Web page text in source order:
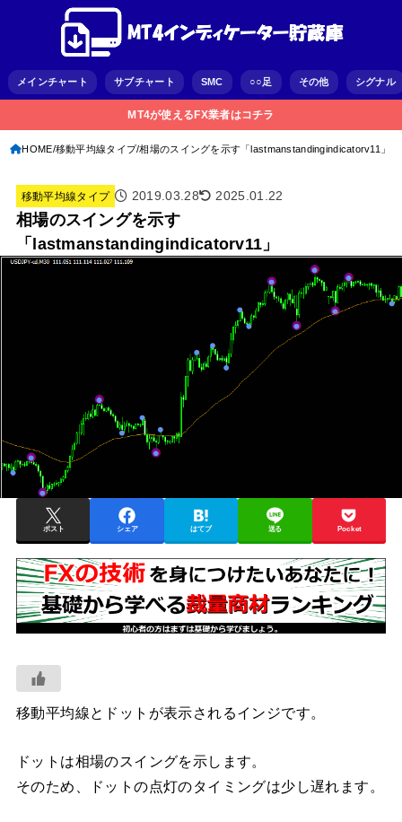
メインチャート サブチャート SMC ○○足 その他 シグナル
MT4が使えるFX業者はコチラ
HOME 移動平均線タイプ 相場のスイングを示す「lastmanstandingindicatorv11」
移動平均線タイプ 2019.03.28 2025.01.22
相場のスイングを示す
「lastmanstandingindicatorv11」
ポスト シェア はてブ 送る Pocket
移動平均線とドットが表示されるインジです。
ドットは相場のスイングを示します。
そのため、ドットの点灯のタイミングは少し遅れます。